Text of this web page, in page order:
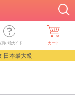
買い物ガイド カート
日本最大級